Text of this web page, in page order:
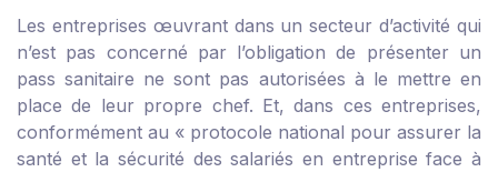
Les entreprises œuvrant dans un secteur d’activité qui
n’est pas concerné par l’obligation de présenter un
pass sanitaire ne sont pas autorisées à le mettre en
place de leur propre chef. Et, dans ces entreprises,
conformément au « protocole national pour assurer la
santé et la sécurité des salariés en entreprise face à